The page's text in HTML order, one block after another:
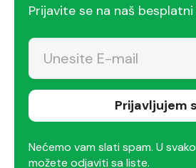
Prijavite se na naš
Prijavljujem
Nećemo vam slati spam. U
možete odjaviti sa liste.